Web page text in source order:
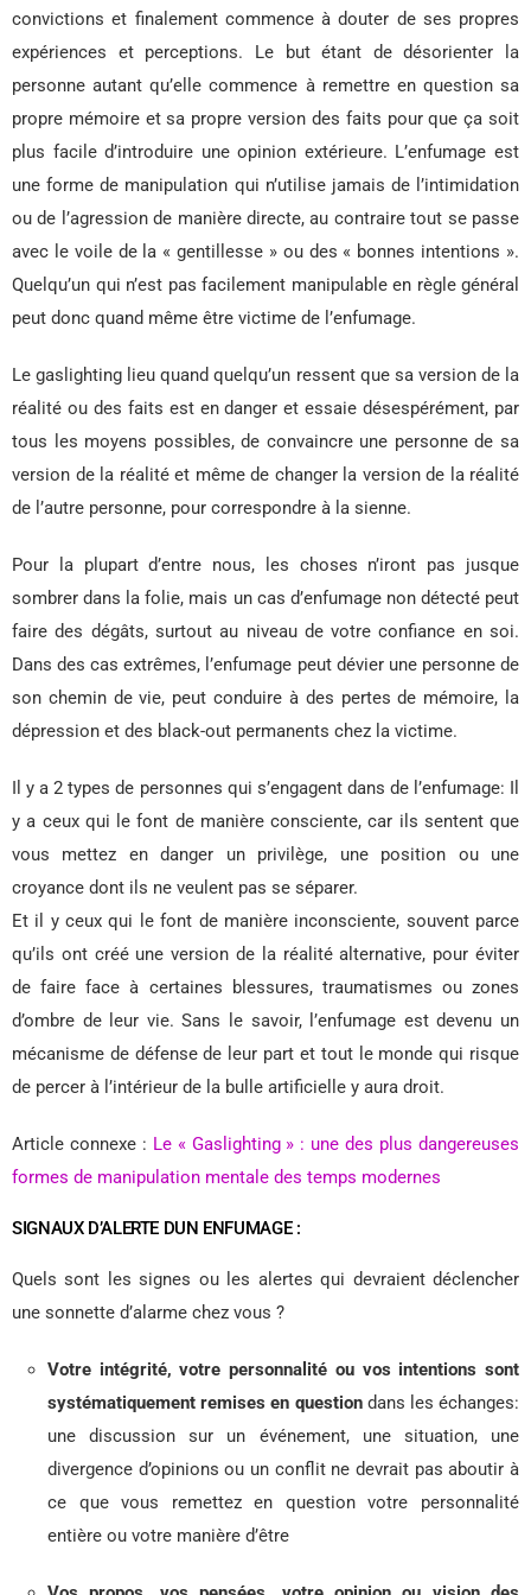
convictions et finalement commence à douter de ses propres
expériences et perceptions. Le but étant de désorienter la
personne autant qu’elle commence à remettre en question sa
propre mémoire et sa propre version des faits pour que ça soit
plus facile d’introduire une opinion extérieure. L’enfumage est
une forme de manipulation qui n’utilise jamais de l’intimidation
ou de l’agression de manière directe, au contraire tout se passe
avec le voile de la « gentillesse » ou des « bonnes intentions ».
Quelqu’un qui n’est pas facilement manipulable en règle général
peut donc quand même être victime de l’enfumage.
Le gaslighting lieu quand quelqu’un ressent que sa version de la
réalité ou des faits est en danger et essaie désespérément, par
tous les moyens possibles, de convaincre une personne de sa
version de la réalité et même de changer la version de la réalité
de l’autre personne, pour correspondre à la sienne.
Pour la plupart d’entre nous, les choses n’iront pas jusque
sombrer dans la folie, mais un cas d’enfumage non détecté peut
faire des dégâts, surtout au niveau de votre confiance en soi.
Dans des cas extrêmes, l’enfumage peut dévier une personne de
son chemin de vie, peut conduire à des pertes de mémoire, la
dépression et des black-out permanents chez la victime.
Il y a 2 types de personnes qui s’engagent dans de l’enfumage: Il
y a ceux qui le font de manière consciente, car ils sentent que
vous mettez en danger un privilège, une position ou une
croyance dont ils ne veulent pas se séparer.
Et il y ceux qui le font de manière inconsciente, souvent parce
qu’ils ont créé une version de la réalité alternative, pour éviter
de faire face à certaines blessures, traumatismes ou zones
d’ombre de leur vie. Sans le savoir, l’enfumage est devenu un
mécanisme de défense de leur part et tout le monde qui risque
de percer à l’intérieur de la bulle artificielle y aura droit.
Article connexe : Le « Gaslighting » : une des plus dangereuses
formes de manipulation mentale des temps modernes
SIGNAUX D’ALERTE DUN ENFUMAGE :
Quels sont les signes ou les alertes qui devraient déclencher
une sonnette d’alarme chez vous ?
Votre intégrité, votre personnalité ou vos intentions sont
systématiquement remises en questiondans les échanges:
une discussion sur un événement, une situation, une
divergence d’opinions ou un conflit ne devrait pas aboutir à
ce que vous remettez en question votre personnalité
entière ou votre manière d’être